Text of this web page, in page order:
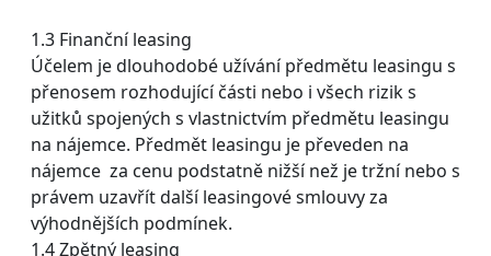
1.3 Finanční leasing
Účelem je dlouhodobé užívání předmětu leasingu s
přenosem rozhodující části nebo i všech rizik s
užitků spojených s vlastnictvím předmětu leasingu
na nájemce. Předmět leasingu je převeden na
nájemce za cenu podstatně nižší než je tržní nebo s
právem uzavřít další leasingové smlouvy za
výhodnějších podmínek.
1.4 Zpětný leasing